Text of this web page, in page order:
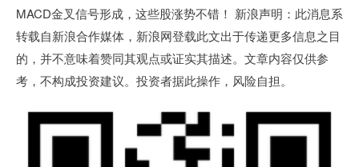
MACD金叉信号形成，这些股涨势不错！ 新浪声明：此消息系
转载自新浪合作媒体，新浪网登载此文出于传递更多信息之目
的，并不意味着赞同其观点或证实其描述。文章内容仅供参
考，不构成投资建议。投资者据此操作，风险自担。